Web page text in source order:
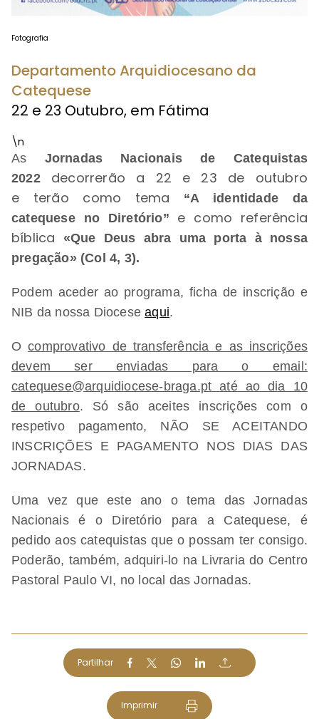
Fotografia
Departamento Arquidiocesano da
Catequese
22 e 23 Outubro, em Fátima
\n
As Jornadas Nacionais de Catequistas
2022
decorrerão a 22 e 23 de outubro
e terão como tema
“A identidade da
catequese no Diretório” e como referência
bíblica «Que Deus abra uma porta à nossa
pregação» (Col 4, 3).
Podem aceder ao programa, ficha de inscrição e
NIB da nossa Dioceseaqui.
Ocomprovativo de transferência e as inscrições
devem ser enviadas para o email:
catequese@arquidiocese-braga.pt até ao dia 10
de outubro. Só são aceites inscrições com o
respetivo pagamento, NÃO SE ACEITANDO
INSCRIÇÕES E PAGAMENTO NOS DIAS DAS
JORNADAS.
Uma vez que este ano o tema das Jornadas
Nacionais é o Diretório para a Catequese, é
pedido aos catequistas que o possam ter consigo.
Poderão, também, adquiri-lo na Livraria do Centro
Pastoral Paulo VI, no local das Jornadas.
Partilhar
Imprimir